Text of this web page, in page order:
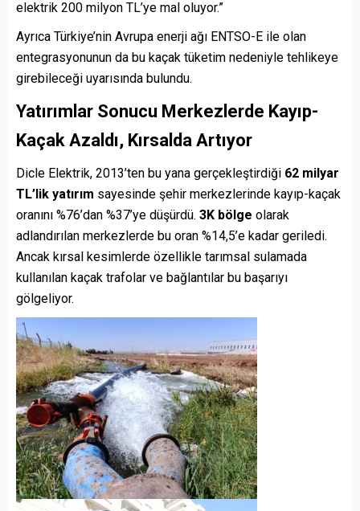
elektrik 200 milyon TL’ye mal oluyor.”
Ayrıca Türkiye’nin Avrupa enerji ağı ENTSO-E ile olan
entegrasyonunun da bu kaçak tüketim nedeniyle tehlikeye
girebileceği uyarısında bulundu.
Yatırımlar Sonucu Merkezlerde Kayıp-
Kaçak Azaldı, Kırsalda Artıyor
Dicle Elektrik, 2013’ten bu yana gerçekleştirdiği 62 milyar
TL’lik yatırım sayesinde şehir merkezlerinde kayıp-kaçak
oranını %76’dan %37’ye düşürdü. 3K bölge olarak
adlandırılan merkezlerde bu oran %14,5’e kadar geriledi.
Ancak kırsal kesimlerde özellikle tarımsal sulamada
kullanılan kaçak trafolar ve bağlantılar bu başarıyı
gölgeliyor.